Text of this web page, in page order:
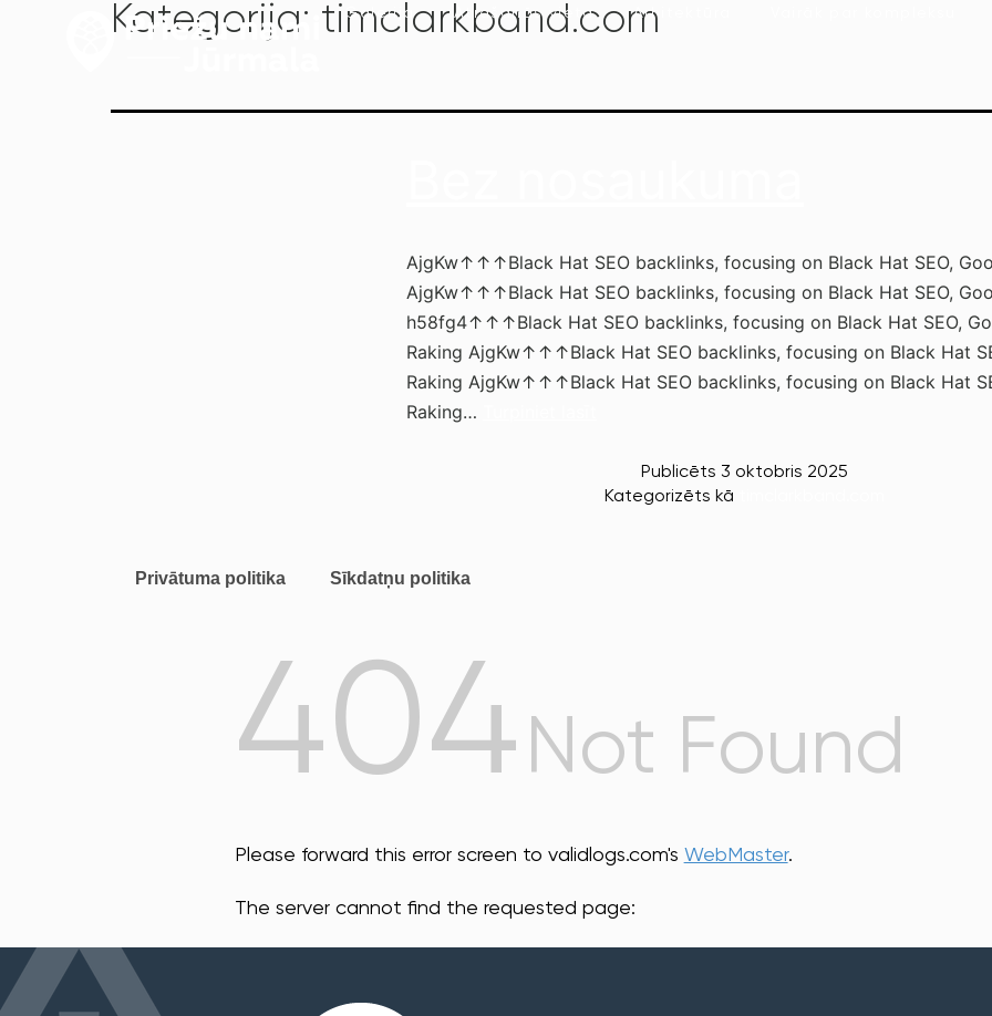
Galerija Atrašanās vieta Arhitektūra
Kategorija: timclarkband.com
AjgKw↑↑↑Black Hat SEO backlinks, focusing on Black Hat SEO,
AjgKw↑↑↑Black Hat SEO backlinks, focusing on Black Hat SEO,
h58fg4↑↑↑Black Hat SEO backlinks, focusing on Black Hat SEO,
Raking AjgKw↑↑↑Black Hat SEO backlinks, focusing on Black Hat
Raking AjgKw↑↑↑Black Hat SEO backlinks, focusing on Black Hat
Raking…
Publicēts 3 oktobris 2025
Kategorizēts kā
Privātuma politika Sīkdatņu politika
404Not Found
Please forward this error screen to validlogs.com's WebMaster.
The server cannot find the requested page: